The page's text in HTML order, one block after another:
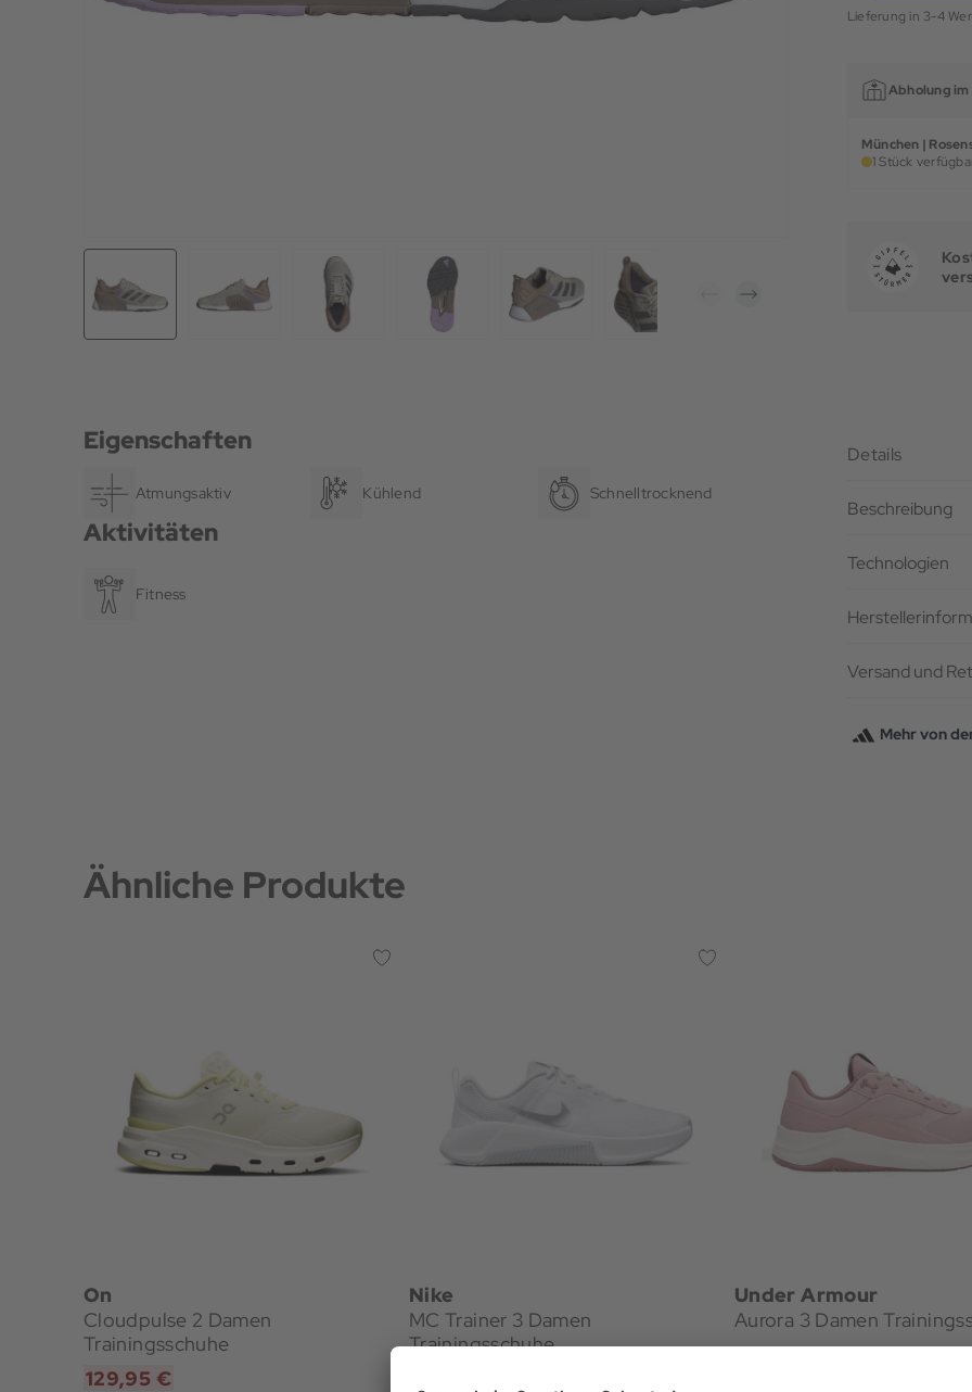
Lieferung in 3-4
Abholung im
München |
1 Stück
Eigenschaften
Atmungsaktiv Kühlend Schnelltrocknend
Aktivitäten
Fitness
Details
Beschreibung
Technologien
Versand und
Mehr von
Ähnliche Produkte
On
Cloudpulse 2 Damen
Trainingsschuhe
129,95 €
Nike
MC Trainer 3 Damen
Trainingsschuhe
Under Armour
Aurora 3 Damen